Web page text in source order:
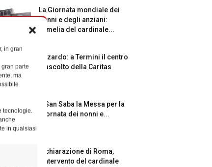
in gran
parte
ma
tecnologie.
in qualsiasi
La Giornata mondiale dei
nonni e degli anziani:
l’omelia del cardinale...
Azzardo: a Termini il centro
d’ascolto della Caritas
A San Saba la Messa per la
Giornata dei nonni e...
Dichiarazione di Roma,
l’intervento del cardinale